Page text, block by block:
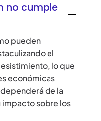
no cumple
pueden
el
lo que
económicas
de la
impacto sobre los